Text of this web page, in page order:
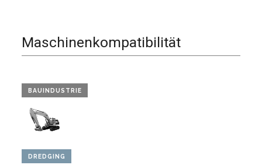
Maschinenkompatibilität
BAUINDUSTRIE
DREDGING